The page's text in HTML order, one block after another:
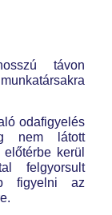
távon
odafigyelés
nem látott
kerül
felgyorsult
figyelni az